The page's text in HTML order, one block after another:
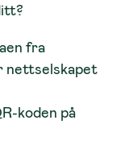
fra
nettselskapet
koden på